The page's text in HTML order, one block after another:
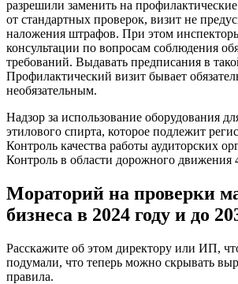
разрешили заменить на
от стандартных проверок, визит не
наложения штрафов. При этом
консультации по вопросам соблюдения
требований. Выдавать предписания в
Профилактический визит бывает
необязательным.
Надзор за использование оборудования
этилового спирта, которое подлежит
Контроль качества работы аудиторских
Контроль в области дорожного движения
Мораторий на проверки
бизнеса в 2024 году и до
Расскажите об этом директору или ИП,
подумали, что теперь можно скрывать
правила.